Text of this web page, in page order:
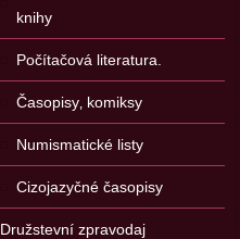
knihy
Počítačová literatura.
Časopisy‚ komiksy
Numismatické listy
Cizojazyčné časopisy
Družstevní zpravodaj